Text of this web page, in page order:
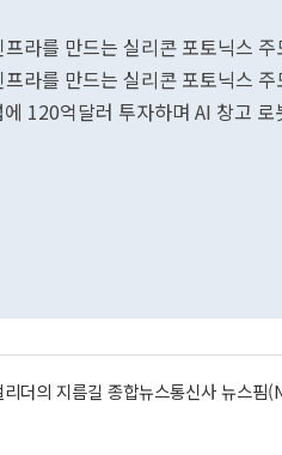
라를 만드는 실리콘 포토닉스 주
라를 만드는 실리콘 포토닉스 주
120억달러 투자하며 AI 창고 로
더의 지름길 종합뉴스통신사 뉴스